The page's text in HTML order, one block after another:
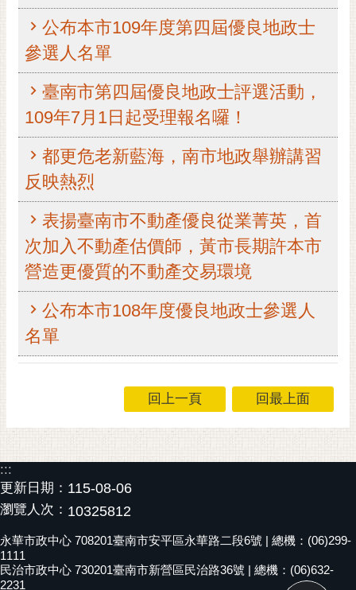
桐
花
網
RSS
報
箱
日
本
語
隱
公布本市109年度第四屆優良地政士
參選人名單
臺南市第四屆優良地政士評選活動，
109年7月1日起受理報名囉！
都更危老新藍海，南市地政舉辦講習
反映熱烈
表揚臺南市不動產優良從業菁英，首
次加入不動產估價師，黃市長期許本市
營造更優質的不動產交易環境
公布本市108年度優良地政士參選人
名單
回上一頁 回最上面
:::
更新日期： 115-08-06
瀏覽人次： 10325812
永華市政中心 708201臺南市安平區永華路二段6號 | 總機：(06)299-
1111
民治市政中心 730201臺南市新營區民治路36號 | 總機：(06)632-
2231